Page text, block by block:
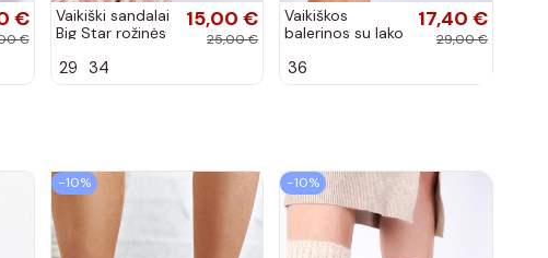
€
€
Vaikiški sandalai
Big Star rožinės
15,00 €
25,00 €
29 34
Vaikiškos
balerinos su lako
kaspinais baltos
17,40 €
29,00 €
36
−10% −10%